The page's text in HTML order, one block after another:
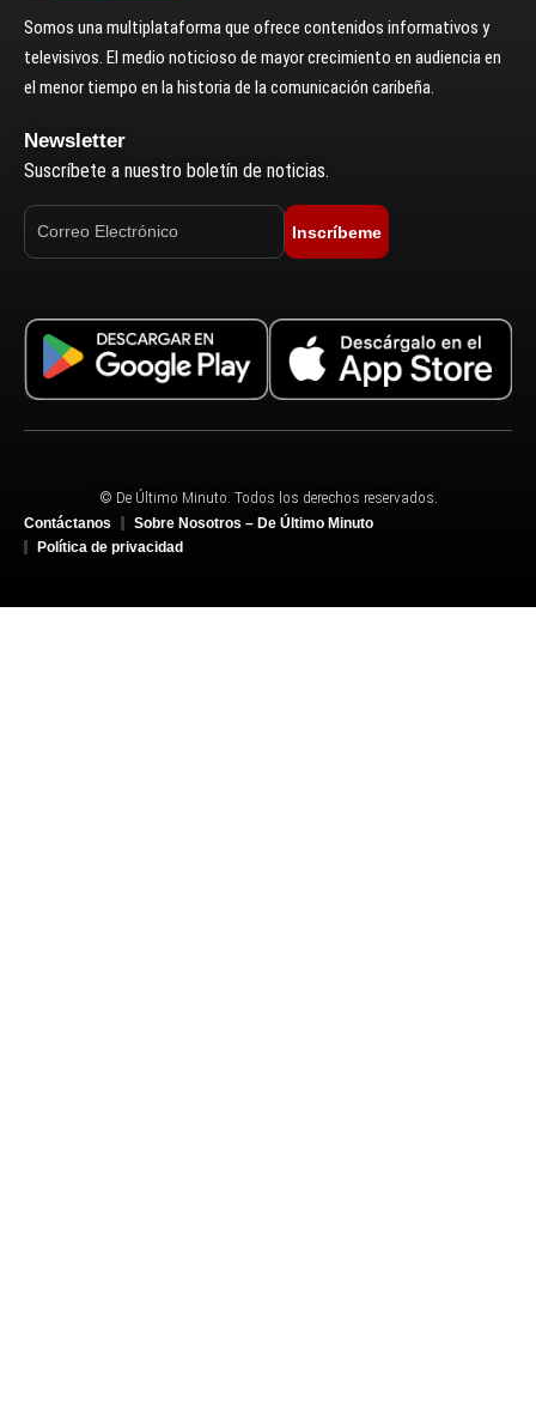
Somos una multiplataforma que ofrece contenidos informativos y
televisivos. El medio noticioso de mayor crecimiento en audiencia en
el menor tiempo en la historia de la comunicación caribeña.
Newsletter
Suscríbete a nuestro boletín de noticias.
Inscríbeme
© De Último Minuto. Todos los derechos reservados.
Contáctanos
Sobre Nosotros – De Último Minuto
Política de privacidad